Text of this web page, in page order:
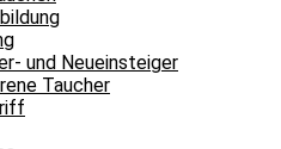
und Neueinsteiger
Taucher